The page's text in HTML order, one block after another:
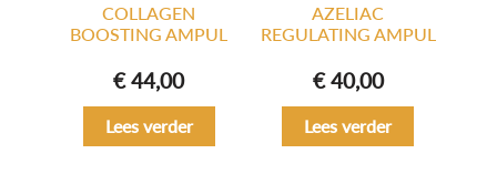
COLLAGEN
BOOSTING AMPUL
€44,00
Lees verder
AZELIAC
REGULATING AMPUL
€40,00
Lees verder